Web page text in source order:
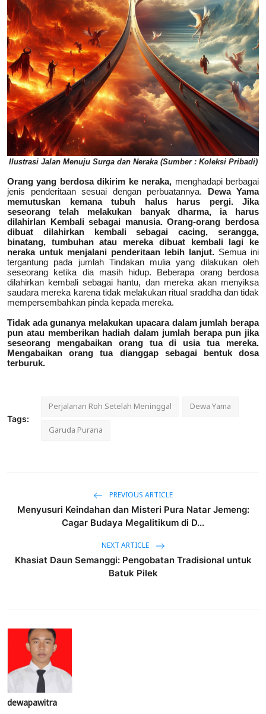
Ilustrasi Jalan Menuju Surga dan Neraka (Sumber : Koleksi Pribadi)
Orang yang berdosa dikirim ke neraka, menghadapi berbagai
jenis penderitaan sesuai dengan perbuatannya. Dewa Yama
memutuskan kemana tubuh halus harus pergi. Jika
seseorang telah melakukan banyak dharma, ia harus
dilahirlan Kembali sebagai manusia. Orang-orang berdosa
dibuat dilahirkan kembali sebagai cacing, serangga,
binatang, tumbuhan atau mereka dibuat kembali lagi ke
neraka untuk menjalani penderitaan lebih lanjut. Semua ini
tergantung pada jumlah Tindakan mulia yang dilakukan oleh
seseorang ketika dia masih hidup. Beberapa orang berdosa
dilahirkan kembali sebagai hantu, dan mereka akan menyiksa
saudara mereka karena tidak melakukan ritual sraddha dan tidak
mempersembahkan pinda kepada mereka.
Tidak ada gunanya melakukan upacara dalam jumlah berapa
pun atau memberikan hadiah dalam jumlah berapa pun jika
seseorang mengabaikan orang tua di usia tua mereka.
Mengabaikan orang tua dianggap sebagai bentuk dosa
terburuk.
Tags:
Perjalanan Roh Setelah Meninggal
Dewa Yama
Garuda Purana
PREVIOUS ARTICLE
Menyusuri Keindahan dan Misteri Pura Natar Jemeng:
Cagar Budaya Megalitikum di D...
NEXT ARTICLE
Khasiat Daun Semanggi: Pengobatan Tradisional untuk
Batuk Pilek
dewapawitra